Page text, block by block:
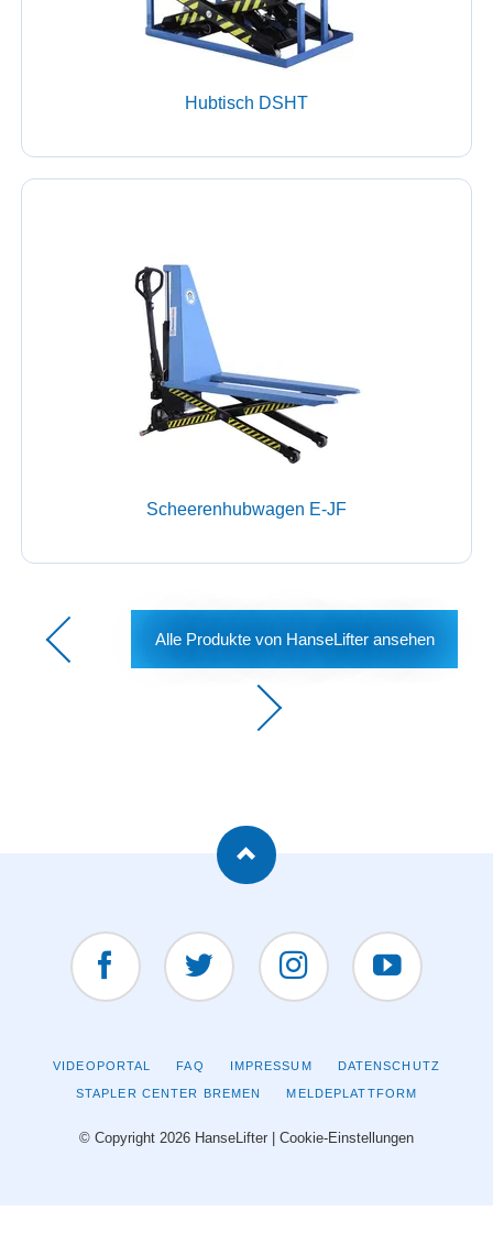
Hubtisch DSHT
Scheerenhubwagen E-JF
Alle Produkte von HanseLifter ansehen
NAVIGATION
ÜBERSPRINGEN
VIDEOPORTAL FAQ IMPRESSUM DATENSCHUTZ
STAPLER CENTER BREMEN MELDEPLATTFORM
© Copyright 2026 HanseLifter | Cookie-Einstellungen